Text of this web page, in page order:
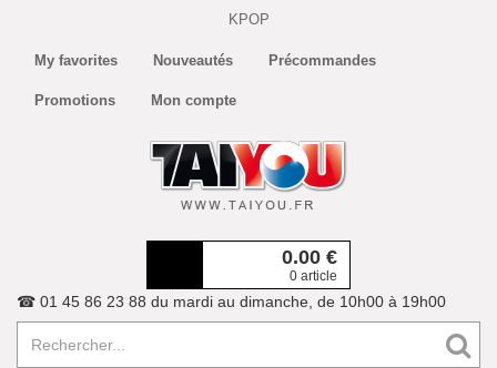
KPOP
My favorites Nouveautés Précommandes
Promotions Mon compte
0.00 €
0 article
☎ 01 45 86 23 88 du mardi au dimanche, de 10h00 à 19h00